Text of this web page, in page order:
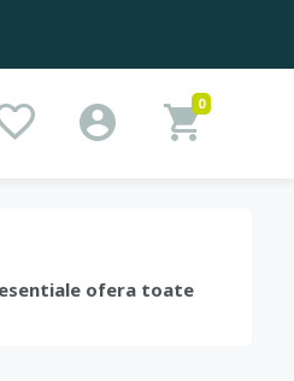
0
ofera toate